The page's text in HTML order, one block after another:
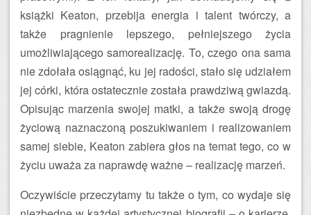
książki Keaton, przebija energia i talent twórczy, a
także pragnienie lepszego, pełniejszego życia
umożliwiającego samorealizację. To, czego ona sama
nie zdołała osiągnąć, ku jej radości, stało się udziałem
jej córki, która ostatecznie została prawdziwą gwiazdą.
Opisując marzenia swojej matki, a także swoją drogę
życiową naznaczoną poszukiwaniem i realizowaniem
samej siebie, Keaton zabiera głos na temat tego, co w
życiu uważa za naprawdę ważne – realizację marzeń.
Oczywiście przeczytamy tu także o tym, co wydaje się